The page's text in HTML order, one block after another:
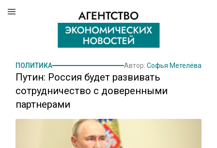
ПОЛИТИКА Автор: Софья Метелёва
Путин: Россия будет развивать
сотрудничество с доверенными
партнерами